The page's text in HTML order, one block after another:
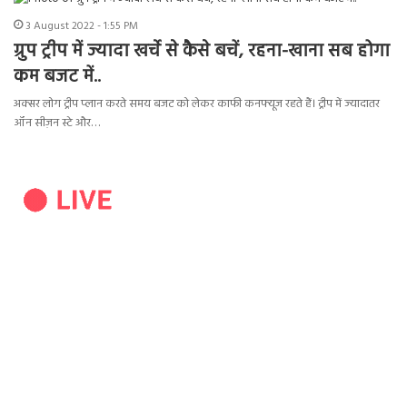
3 August 2022 - 1:55 PM
ग्रुप ट्रीप में ज्यादा खर्चे से कैसे बचें, रहना-खाना सब होगा
कम बजट में..
अक्सर लोग ट्रीप प्लान करते समय बजट को लेकर काफी कनफ्यूज रहते हैं। ट्रीप में ज्यादातर
ऑन सीज़न स्टे और…